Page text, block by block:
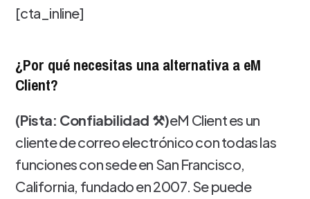
[cta_inline]
¿Por qué necesitas una alternativa a eM
Client?
(Pista: Confiabilidad ⚒️)eM Client es un
cliente de correo electrónico con todas las
funciones con sede en San Francisco,
California, fundado en 2007. Se puede